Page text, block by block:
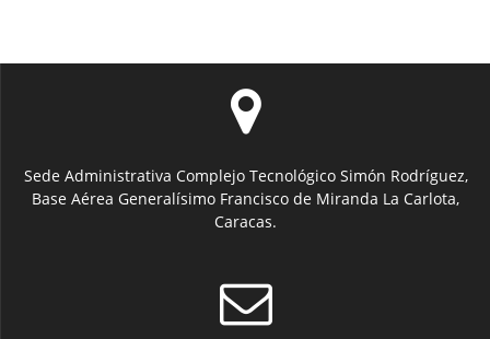
Sede Administrativa Complejo Tecnológico Simón Rodríguez,
Base Aérea Generalísimo Francisco de Miranda La Carlota,
Caracas.